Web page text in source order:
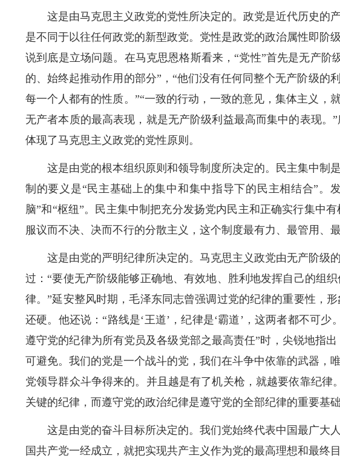
这是由马克思主义政党的党性所决定的。政党是近代历史的
是不同于以往任何政党的新型政党。党性是政党的政治属性即阶
说到底是立场问题。在马克思恩格斯看来，“党性”首先是无产
的、始终起推动作用的部分”，“他们没有任何同整个无产阶级
每一个人都有的性质。”“一致的行动，一致的意见，集体主义，
无产者本质的最高表现，就是无产阶级利益最高而集中的表现
体现了马克思主义政党的党性原则。
这是由党的根本组织原则和领导制度所决定的。民主集中制
制的要义是“民主基础上的集中和集中指导下的民主相结合”
脑”和“枢纽”。民主集中制把充分发扬党内民主和正确实行集中
服议而不决、决而不行的分散主义，这个制度最有力、最管用、
这是由党的严明纪律所决定的。马克思主义政党由无产阶级
过：“要使无产阶级能够正确地、有效地、胜利地发挥自己的组
律。”延安整风时期，毛泽东同志曾强调过党的纪律的重要性，
还硬。他还说：“路线是‘王道’，纪律是‘霸道’，这两者都不可
遵守党的纪律为所有党员及各级党部之最高责任”时，尖锐地指
可避免。我们的党是一个战斗的党，我们在斗争中依靠的武器，
党领导群众斗争得来的。并且越是有了机关枪，就越要依靠纪
关键的纪律，而遵守党的政治纪律是遵守党的全部纪律的重要基础
这是由党的奋斗目标所决定的。我们党始终代表中国最广大
国共产党一经成立，就把实现共产主义作为党的最高理想和最